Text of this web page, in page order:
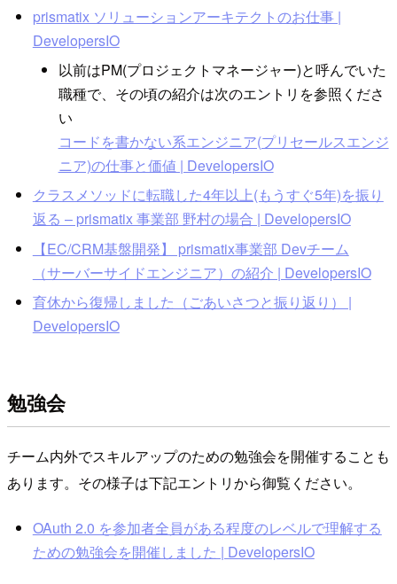
prismatix ソリューションアーキテクトのお仕事 |
DevelopersIO
以前はPM(プロジェクトマネージャー)と呼んでいた
職種で、その頃の紹介は次のエントリを参照くださ
い
コードを書かない系エンジニア(プリセールスエンジ
ニア)の仕事と価値 | DevelopersIO
クラスメソッドに転職した4年以上(もうすぐ5年)を振り
返る – prismatix 事業部 野村の場合 | DevelopersIO
【EC/CRM基盤開発】 prismatix事業部 Devチーム
（サーバーサイドエンジニア）の紹介 | DevelopersIO
育休から復帰しました（ごあいさつと振り返り） |
DevelopersIO
勉強会
チーム内外でスキルアップのための勉強会を開催することも
あります。その様子は下記エントリから御覧ください。
OAuth 2.0 を参加者全員がある程度のレベルで理解する
ための勉強会を開催しました | DevelopersIO